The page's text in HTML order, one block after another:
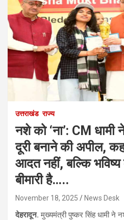
उत्तराखंड राज्य
नशे को ‘ना’: CM
दूरी बनाने की अपील,
आदत नहीं, बल्कि भविष्य
बीमारी है…..
November 18, 2025 News Desk
देहरादून. मुख्यमंत्री पुष्कर सिंह धामी ने